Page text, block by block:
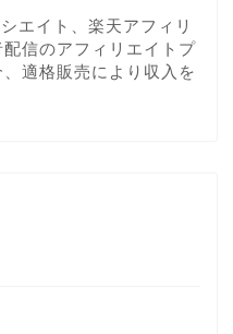
エイト、楽天アフィリ
信のアフィリエイトプ
適格販売により収入を